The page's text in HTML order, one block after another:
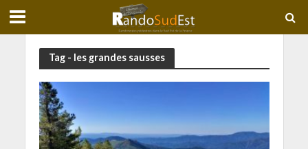
Tag - les grandes sausses